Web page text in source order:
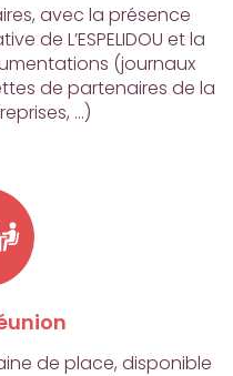
avec la présence
de L’ESPELIDOU et la
(journaux
de partenaires de la
…)
de place, disponible